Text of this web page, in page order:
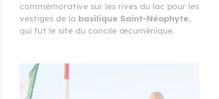
commémorative sur les rives du lac pour les
vestiges de la basilique Saint-Néophyte,
qui fut le site du concile œcuménique.